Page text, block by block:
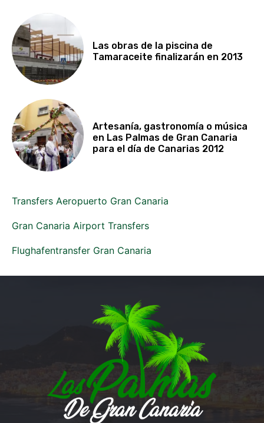
Las obras de la piscina de
Tamaraceite finalizarán en 2013
Artesanía, gastronomía o música
en Las Palmas de Gran Canaria
para el día de Canarias 2012
Transfers Aeropuerto Gran Canaria
Gran Canaria Airport Transfers
Flughafentransfer Gran Canaria